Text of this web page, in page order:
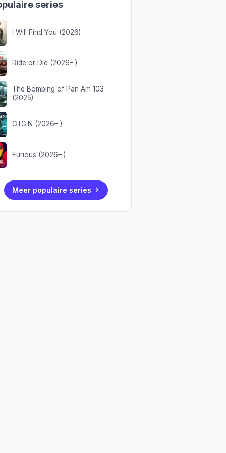
series
I Will Find You (2026)
Ride or Die (2026– )
The Bombing of Pan Am 103
(2025)
G.I.G.N (2026– )
Furious (2026– )
Meer populaire series